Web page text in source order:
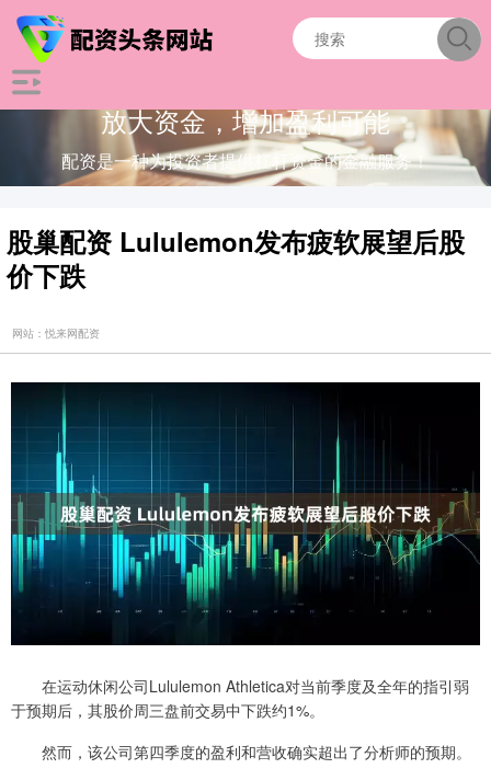
放大资金，增加盈利可能
配资是一种为投资者提供杠杆资金的金融服务！
股巢配资 Lululemon发布疲软展望后股
价下跌
网站：悦来网配资
在运动休闲公司Lululemon Athletica对当前季度及全年的指引弱
于预期后，其股价周三盘前交易中下跌约1%。
然而，该公司第四季度的盈利和营收确实超出了分析师的预期。